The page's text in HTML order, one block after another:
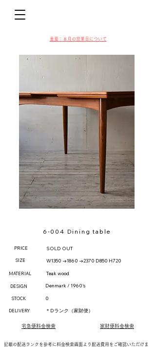
​​重要：８月の営業日について
6-004 Dining table
PRICE SOLD OUT
SIZE W1350 →1860 →2370 D850 H720
MATERIAL Teak wood
DESIGN Denmark / 1960's
STOCK 0
DELIVERY ＊Dランク（家財便）
宅急便料金検索 家財便料金検索
記載の配送ランクを参考に料金検索画面より配送費用をご確認いただけま